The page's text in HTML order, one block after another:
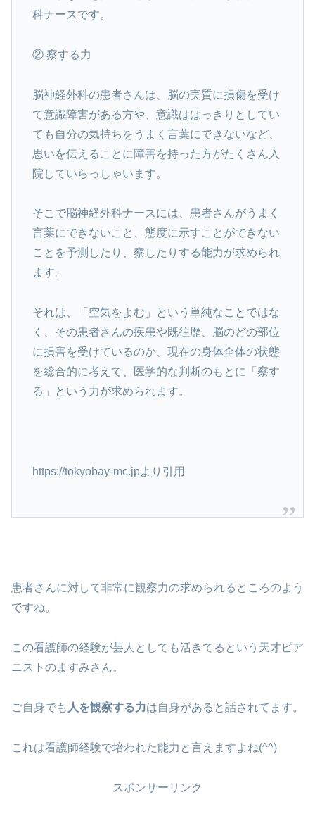
科ナースです。
② 察する力
脳神経外科の患者さんは、脳の実質に損傷を受け
て意識障害がある方や、意識ははっきりとしてい
ても自分の気持ちをうまく言葉にできないなど、
思いを伝えることに障害を持った方がたくさん入
院していらっしゃいます。
そこで脳神経外科ナースには、患者さんがうまく
言葉にできないこと、態度に示すことができない
ことを予測したり、察したりする能力が求められ
ます。
それは、「空気をよむ」という単純なことではな
く、その患者さんの疾患や既往歴、脳のどの部位
に損害を受けているのか、現在の身体全体の状態
を総合的に考えて、医学的な判断のもとに「察す
る」という力が求められます。
https://tokyobay-mc.jpより引用
患者さんに対して非常に観察力の求められるところのよう
ですね。
この看護師の経験が芸人としても活きてるという天才ピア
ニストのますみさん。
ご自身でも 人を観察する力は自身があると話されてます。
これは看護師経験で培われた能力と言えますよね(^^)
スポンサーリンク